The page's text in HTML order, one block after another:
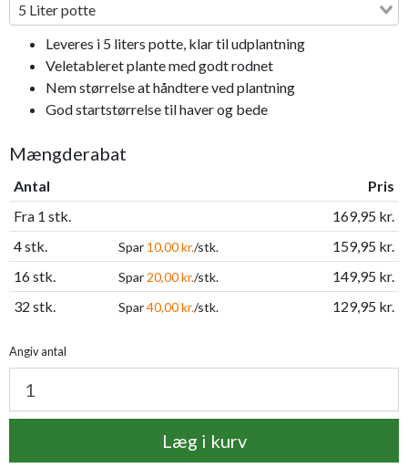
5 Liter potte
Leveres i 5 liters potte, klar til udplantning
Veletableret plante med godt rodnet
Nem størrelse at håndtere ved plantning
God startstørrelse til haver og bede
Mængderabat
Antal
Pris
Fra 1 stk.
169,95 kr.
4 stk.
Spar 10,00 kr./stk.
159,95 kr.
16 stk.
Spar 20,00 kr./stk.
149,95 kr.
32 stk.
Spar40,00 kr./stk. 129,95 kr.
Angiv antal
Læg i kurv